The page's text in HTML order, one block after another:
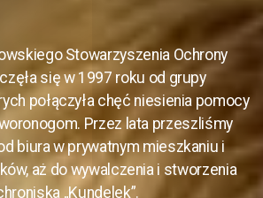
Stowarzyszenia Ochrony
się w 1997 roku od grupy
połączyła chęć niesienia pomocy
Przez lata przeszliśmy
biura w prywatnym mieszkaniu i
aż do wywalczenia i stworzenia
„Kundelek”.